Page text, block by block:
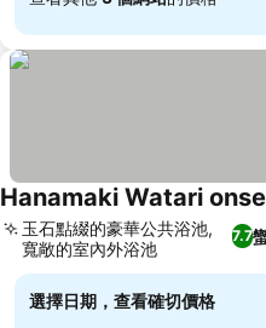
Hanamaki Watari
7.7
玉石點綴的豪華公共浴池,
寬敞的室內外浴池
選擇日期，查看確切價格